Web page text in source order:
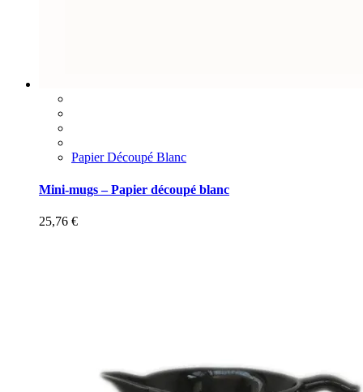
Papier Découpé Blanc
Mini-mugs – Papier découpé blanc
25,76 €